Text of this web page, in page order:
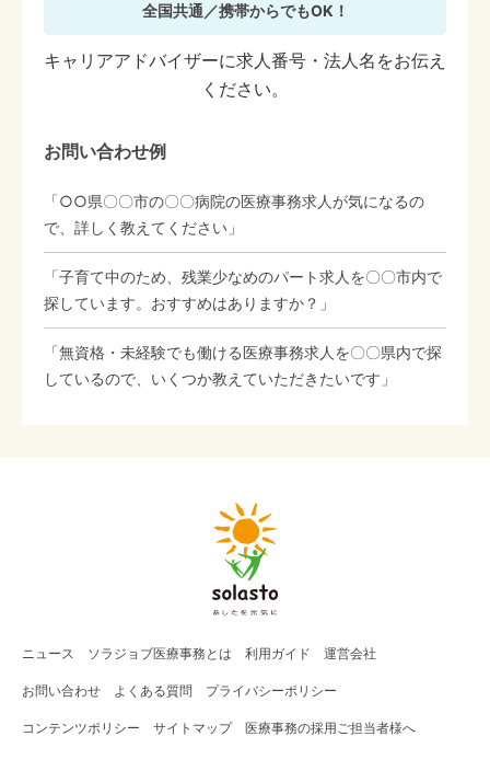
全国共通／携帯からでもOK！
キャリアアドバイザーに求人番号・法人名をお伝え
ください。
お問い合わせ例
「○○県〇〇市の〇〇病院の医療事務求人が気になるの
で、詳しく教えてください」
「子育て中のため、残業少なめのパート求人を〇〇市内で
探しています。おすすめはありますか？」
「無資格・未経験でも働ける医療事務求人を〇〇県内で探
しているので、いくつか教えていただきたいです」
ニュース ソラジョブ医療事務 とは 利用ガイド 運営会社
お問い合わせ よくある質問 プライバシーポリシー
コンテンツポリシー サイトマップ 医療事務の採用ご担当者様へ